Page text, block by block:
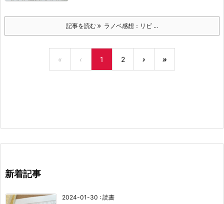
記事を読む ラノベ感想：リビ ...
« ‹ 1 2 › »
新着記事
2024-01-30 : 読書